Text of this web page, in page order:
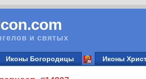
и святых
Иконы Богородицы Иконы